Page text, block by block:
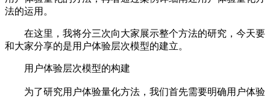
法的运用。
在这里，我将分三次向大家展示整个方法的研究，今天要
和大家分享的是用户体验层次模型的建立。
用户体验层次模型的构建
为了研究用户体验量化方法，我们首先需要明确用户体验